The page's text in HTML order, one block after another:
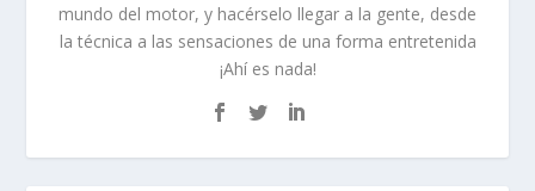
mundo del motor, y hacérselo llegar a la gente, desde
la técnica a las sensaciones de una forma entretenida
¡Ahí es nada!